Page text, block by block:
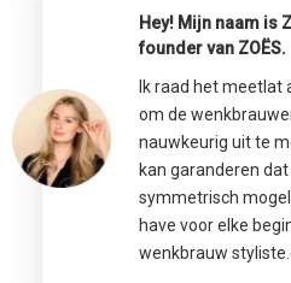
Hey! Mijn naam is
founder van ZOËS.
Ik raad het meetlat
om de
nauwkeurig uit te
kan garanderen
symmetrisch
have voor elke
wenkbrauw